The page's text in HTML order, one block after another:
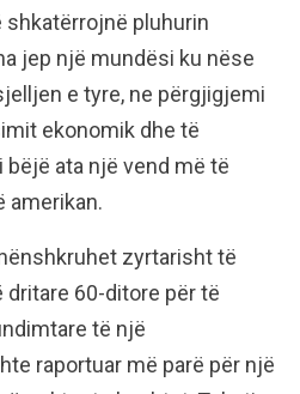
shkatërrojnë pluhurin
jep një mundësi ku nëse
e tyre, ne përgjigjemi
ekonomik dhe të
bëjë ata një vend më të
amerikan.
zyrtarisht të
dritare 60-ditore për të
të një
raportuar më parë për një